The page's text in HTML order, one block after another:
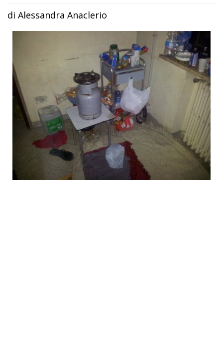
di Alessandra Anaclerio